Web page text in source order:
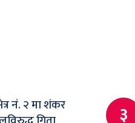
नं. २ मा शंकर
३